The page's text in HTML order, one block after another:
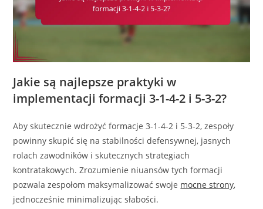
Jakie są najlepsze praktyki w
implementacji formacji 3-1-4-2 i 5-3-2?
Aby skutecznie wdrożyć formacje 3-1-4-2 i 5-3-2, zespoły
powinny skupić się na stabilności defensywnej, jasnych
rolach zawodników i skutecznych strategiach
kontratakowych. Zrozumienie niuansów tych formacji
pozwala zespołom maksymalizować swoje mocne strony,
jednocześnie minimalizując słabości.